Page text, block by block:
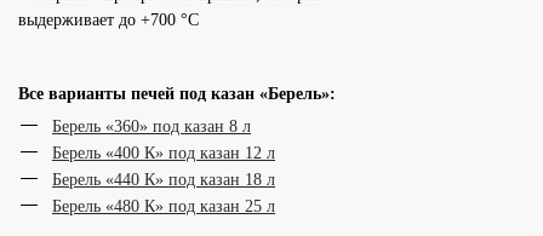
выдерживает до +700 °C
Все варианты печей под казан «Берель»:
Берель «360» под казан 8 л
Берель «400 К» под казан 12 л
Берель «440 К» под казан 18 л
Берель «480 К» под казан 25 л